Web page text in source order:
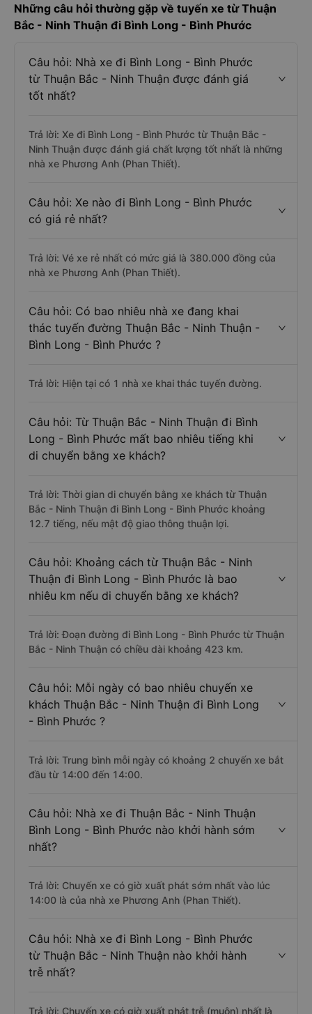
Những câu hỏi thường gặp về tuyến xe từ Thuận
Bắc - Ninh Thuận đi Bình Long - Bình Phước
Câu hỏi: Nhà xe đi Bình Long - Bình Phước
từ Thuận Bắc - Ninh Thuận được đánh giá
tốt nhất?
Trả lời: Xe đi Bình Long - Bình Phước từ Thuận Bắc -
Ninh Thuận được đánh giá chất lượng tốt nhất là những
nhà xe Phương Anh (Phan Thiết).
Câu hỏi: Xe nào đi Bình Long - Bình Phước
có giá rẻ nhất?
Trả lời: Vé xe rẻ nhất có mức giá là 380.000 đồng của
nhà xe Phương Anh (Phan Thiết).
Câu hỏi: Có bao nhiêu nhà xe đang khai
thác tuyến đường Thuận Bắc - Ninh Thuận -
Bình Long - Bình Phước ?
Trả lời: Hiện tại có 1 nhà xe khai thác tuyến đường.
Câu hỏi: Từ Thuận Bắc - Ninh Thuận đi Bình
Long - Bình Phước mất bao nhiêu tiếng khi
di chuyển bằng xe khách?
Trả lời: Thời gian di chuyển bằng xe khách từ Thuận
Bắc - Ninh Thuận đi Bình Long - Bình Phước khoảng
12.7 tiếng, nếu mật độ giao thông thuận lợi.
Câu hỏi: Khoảng cách từ Thuận Bắc - Ninh
Thuận đi Bình Long - Bình Phước là bao
nhiêu km nếu di chuyển bằng xe khách?
Trả lời: Đoạn đường đi Bình Long - Bình Phước từ Thuận
Bắc - Ninh Thuận có chiều dài khoảng 423 km.
Câu hỏi: Mỗi ngày có bao nhiêu chuyến xe
khách Thuận Bắc - Ninh Thuận đi Bình Long
- Bình Phước ?
Trả lời: Trung bình mỗi ngày có khoảng 2 chuyến xe bắt
đầu từ 14:00 đến 14:00.
Câu hỏi: Nhà xe đi Thuận Bắc - Ninh Thuận
Bình Long - Bình Phước nào khởi hành sớm
nhất?
Trả lời: Chuyến xe có giờ xuất phát sớm nhất vào lúc
14:00 là của nhà xe Phương Anh (Phan Thiết).
Câu hỏi: Nhà xe đi Bình Long - Bình Phước
từ Thuận Bắc - Ninh Thuận nào khởi hành
trễ nhất?
Trả lời: Chuyến xe có giờ xuất phát trễ (muộn) nhất là